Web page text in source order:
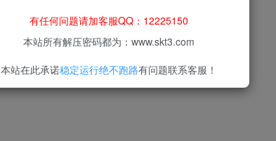
有任何问题请加客服QQ：12225150
本站所有解压密码都为：www.skt3.com
本站在此承诺稳定运行绝不跑路有问题联系客服！